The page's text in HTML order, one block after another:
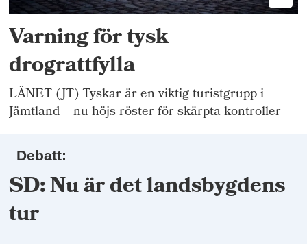
Varning för tysk
drograttfylla
LÄNET (JT) Tyskar är en viktig turistgrupp i
Jämtland – nu höjs röster för skärpta kontroller
Debatt:
SD: Nu är det landsbygdens
tur